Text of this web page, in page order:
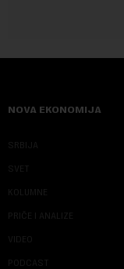
NOVA EKONOMIJA
SRBIJA
SVET
KOLUMNE
PRIČE I ANALIZE
VIDEO
PODCAST